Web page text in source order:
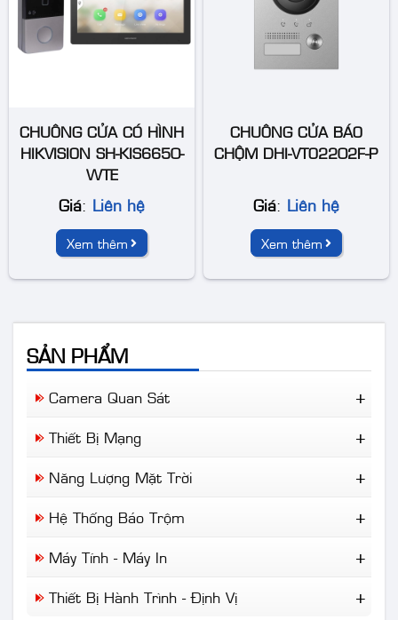
CHUÔNG CỬA CÓ HÌNH
HIKVISION SH-KIS6650-
WTE
Giá: Liên hệ
Xem thêm
CHUÔNG CỬA BÁO
CHỘM DHI-VTO2202F-P
Giá: Liên hệ
Xem thêm
SẢN PHẨM
Camera Quan Sát
Camera Trọn Bộ
Camera Nhà Xưởng
Camera Chuyên Dụng
Thiết Bị Mạng
Aruba
Cisco
IP-Com
Năng Lượng Mặt Trời
NLMT Gia Đình
NLMT Cho Nhà Xưởng
Giải Pháp NLMT Áp Mái...
Hệ Thống Báo Trộm
Báo Khói
Báo Cháy
Máy Tính - Máy In
Laptop
Thiết Bị Hành Trình - Định Vị